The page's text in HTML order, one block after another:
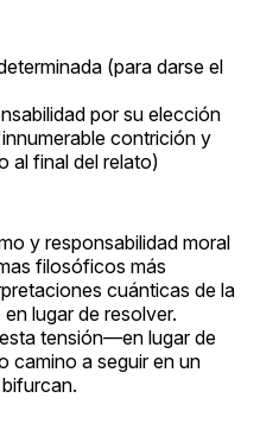
(para darse el
por su elección
contrición y
al final del relato)
y responsabilidad moral
filosóficos más
cuánticas de la
lugar de resolver.
tensión—en lugar de
camino a seguir en un